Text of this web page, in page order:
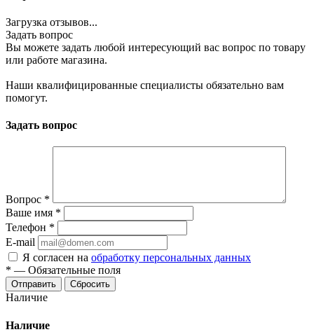
Загрузка отзывов...
Задать вопрос
Вы можете задать любой интересующий вас вопрос по товару
или работе магазина.
Наши квалифицированные специалисты обязательно вам
помогут.
Задать вопрос
Вопрос *
Ваше имя *
Телефон *
E-mail
Я согласен на обработку персональных данных
* — Обязательные поля
Отправить Сбросить
Наличие
Наличие